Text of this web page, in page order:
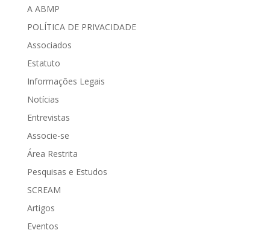
A ABMP
POLÍTICA DE PRIVACIDADE
Associados
Estatuto
Informações Legais
Notícias
Entrevistas
Associe-se
Área Restrita
Pesquisas e Estudos
SCREAM
Artigos
Eventos